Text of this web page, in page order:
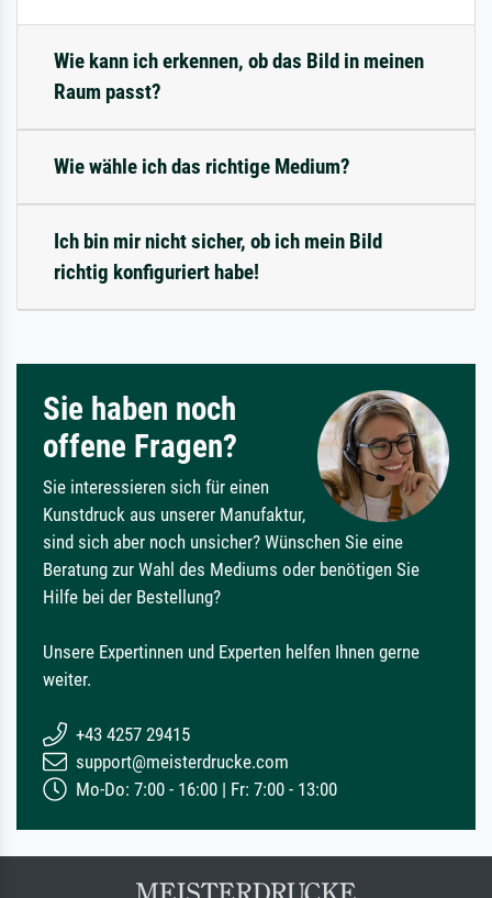
Wie kann ich erkennen, ob das Bild in meinen
Raum passt?
Wie wähle ich das richtige Medium?
Ich bin mir nicht sicher, ob ich mein Bild
richtig konfiguriert habe!
Sie haben noch
offene Fragen?
Sie interessieren sich für einen
Kunstdruck aus unserer Manufaktur,
sind sich aber noch unsicher? Wünschen Sie eine
Beratung zur Wahl des Mediums oder benötigen Sie
Hilfe bei der Bestellung?
Unsere Expertinnen und Experten helfen Ihnen gerne
weiter.
+43 4257 29415
support@meisterdrucke.com
Mo-Do: 7:00 - 16:00 | Fr: 7:00 - 13:00